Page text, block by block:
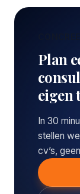
Plan
eigen
In 30
stellen
cv’s,